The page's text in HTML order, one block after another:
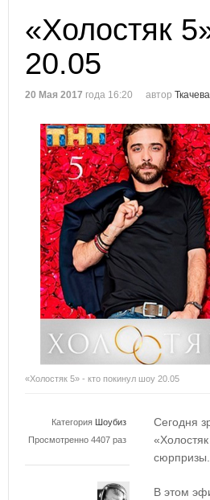
«Холостяк
20.05
20 Мая 2017 года 16:20 автор
«Холостяк 5» - кто покинул шоу 20.05
Категория Шоубиз
Просмотренно 4407 раз
Сегодня
сюрпризы.
В этом